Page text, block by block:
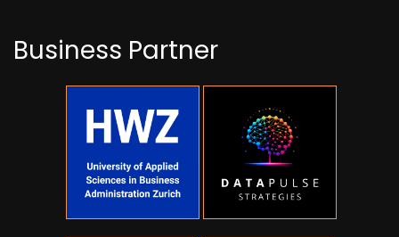
Business Partner